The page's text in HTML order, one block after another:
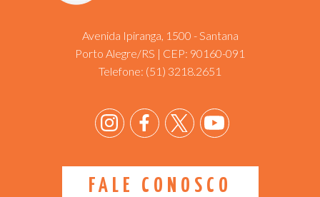
Avenida Ipiranga, 1500 - Santana
Porto Alegre/RS | CEP: 90160-091
Telefone: (51) 3218.2651
FALE CONOSCO